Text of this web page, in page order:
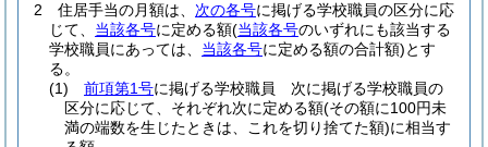
2
住居手当の月額は、 次の各号に掲げる学校職員の区分に応
じて、 当該各号に定める額(当該各号のいずれにも該当する
学校職員にあっては、 当該各号に定める額の合計額)とす
る。
(1)
前項第1号に掲げる学校職員 次に掲げる学校職員の
区分に応じて、それぞれ次に定める額(その額に100円未
満の端数を生じたときは、これを切り捨てた額)に相当す